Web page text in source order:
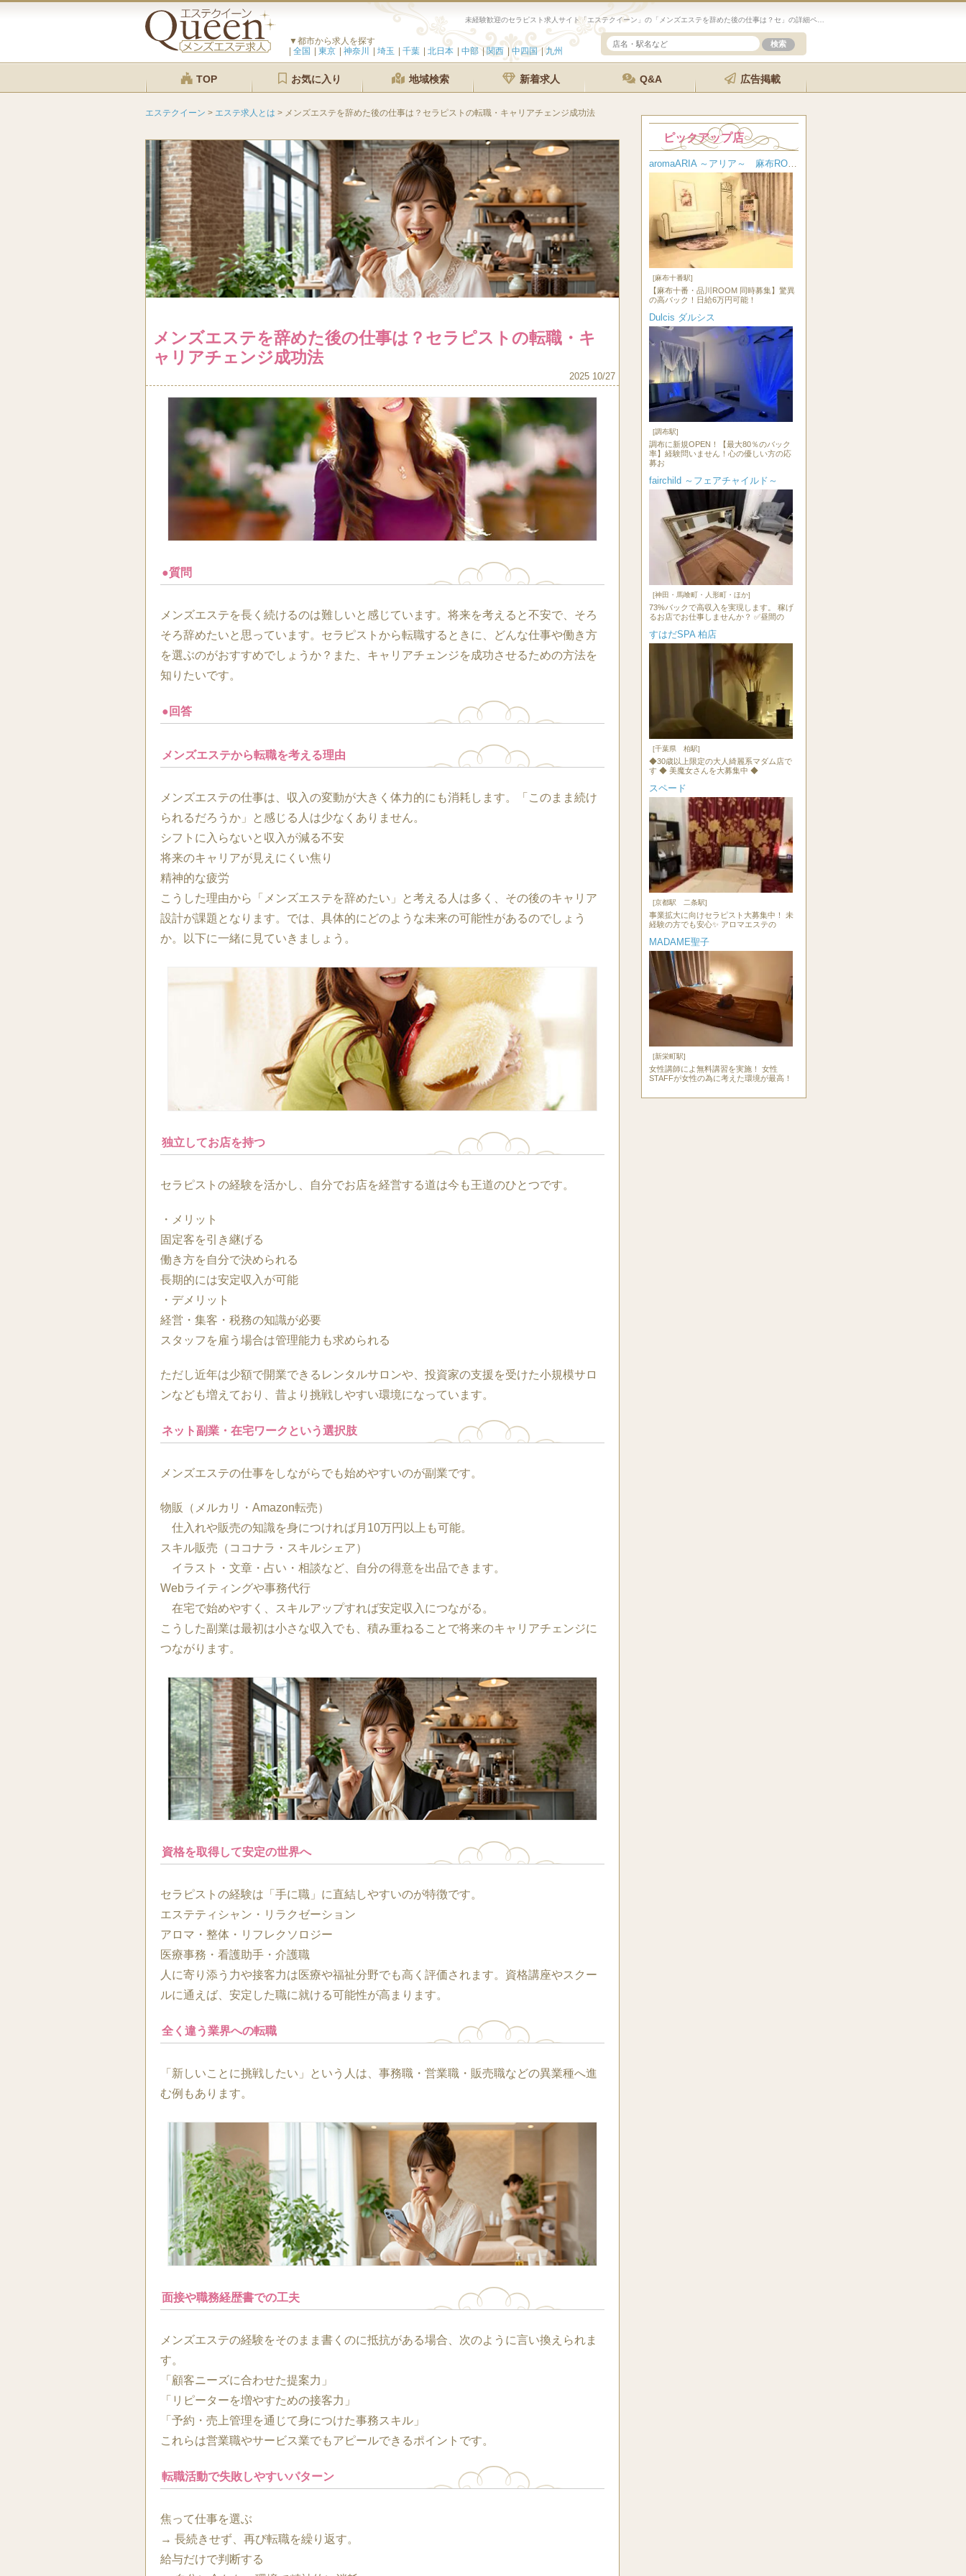
▼都市から求人を探す
全国
東京 神奈川 埼玉 千葉 北日本 中部 関西 中四国 九州
TOP お気に入り 地域検索 新着求人 Q&A 広告掲載
エステクイーン > エステ求人とは > メンズエステを辞めた後の仕事は？セラピストの転職・キャリアチェンジ成功法
メンズエステを辞めた後の仕事は？セラピストの転職・キ
ャリアチェンジ成功法
2025 10/27
●質問
メンズエステを長く続けるのは難しいと感じています。将来を考えると不安で、そろ
そろ辞めたいと思っています。セラピストから転職するときに、どんな仕事や働き方
を選ぶのがおすすめでしょうか？また、キャリアチェンジを成功させるための方法を
知りたいです。
●回答
メンズエステから転職を考える理由
メンズエステの仕事は、収入の変動が大きく体力的にも消耗します。「このまま続け
られるだろうか」と感じる人は少なくありません。
シフトに入らないと収入が減る不安
将来のキャリアが見えにくい焦り
精神的な疲労
こうした理由から「メンズエステを辞めたい」と考える人は多く、その後のキャリア
設計が課題となります。では、具体的にどのような未来の可能性があるのでしょう
か。以下に一緒に見ていきましょう。
独立してお店を持つ
セラピストの経験を活かし、自分でお店を経営する道は今も王道のひとつです。
・メリット
固定客を引き継げる
働き方を自分で決められる
長期的には安定収入が可能
・デメリット
経営・集客・税務の知識が必要
スタッフを雇う場合は管理能力も求められる
ただし近年は少額で開業できるレンタルサロンや、投資家の支援を受けた小規模サロ
ンなども増えており、昔より挑戦しやすい環境になっています。
ネット副業・在宅ワークという選択肢
メンズエステの仕事をしながらでも始めやすいのが副業です。
物販（メルカリ・Amazon転売）
仕入れや販売の知識を身につければ月10万円以上も可能。
スキル販売（ココナラ・スキルシェア）
イラスト・文章・占い・相談など、自分の得意を出品できます。
Webライティングや事務代行
在宅で始めやすく、スキルアップすれば安定収入につながる。
こうした副業は最初は小さな収入でも、積み重ねることで将来のキャリアチェンジに
つながります。
資格を取得して安定の世界へ
セラピストの経験は「手に職」に直結しやすいのが特徴です。
エステティシャン・リラクゼーション
アロマ・整体・リフレクソロジー
医療事務・看護助手・介護職
人に寄り添う力や接客力は医療や福祉分野でも高く評価されます。資格講座やスクー
ルに通えば、安定した職に就ける可能性が高まります。
全く違う業界への転職
「新しいことに挑戦したい」という人は、事務職・営業職・販売職などの異業種へ進
む例もあります。
面接や職務経歴書での工夫
メンズエステの経験をそのまま書くのに抵抗がある場合、次のように言い換えられま
す。
「顧客ニーズに合わせた提案力」
「リピーターを増やすための接客力」
「予約・売上管理を通じて身につけた事務スキル」
これらは営業職やサービス業でもアピールできるポイントです。
転職活動で失敗しやすいパターン
焦って仕事を選ぶ
→ 長続きせず、再び転職を繰り返す。
給与だけで判断する
ピックアップ店
aromaARIA ～アリア～ 麻布ROOM
[麻布十番駅]
【麻布十番・品川ROOM 同時募集】驚異
の高バック！日給6万円可能！
Dulcis ダルシス
[調布駅]
調布に新規OPEN！【最大80％のバック
率】経験問いません！心の優しい方の応
募お
fairchild ～フェアチャイルド～
[神田・馬喰町・人形町・ほか]
73%バックで高収入を実現します。 稼げ
るお店でお仕事しませんか？ ✅昼間の
すはだSPA 柏店
[千葉県 柏駅]
◆30歳以上限定の大人綺麗系マダム店で
す ◆ 美魔女さんを大募集中 ◆
スペード
[京都駅 二条駅]
事業拡大に向けセラピスト大募集中！ 未
経験の方でも安心✨ アロマエステの
MADAME聖子
[新栄町駅]
女性講師によ無料講習を実施！ 女性
STAFFが女性の為に考えた環境が最高！